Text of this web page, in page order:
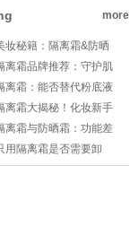
more
妆秘籍：隔离霜&防晒
，夏日护肤双重奏!
离霜品牌推荐：守护肌
的秘密武器
离霜：能否替代粉底液
秘密揭晓
离霜大揭秘！化妆新手
看的正确步骤啦!
离霜与防晒霜：功能差
与双重保护
用隔离霜是否需要卸
：深度解析与护肤指南